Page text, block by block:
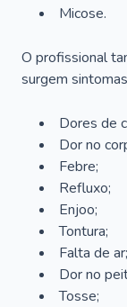
Micose.
O profissional
surgem
Dores de
Dor no
Febre;
Refluxo;
Enjoo;
Tontura;
Falta de ar;
Dor no
Tosse;